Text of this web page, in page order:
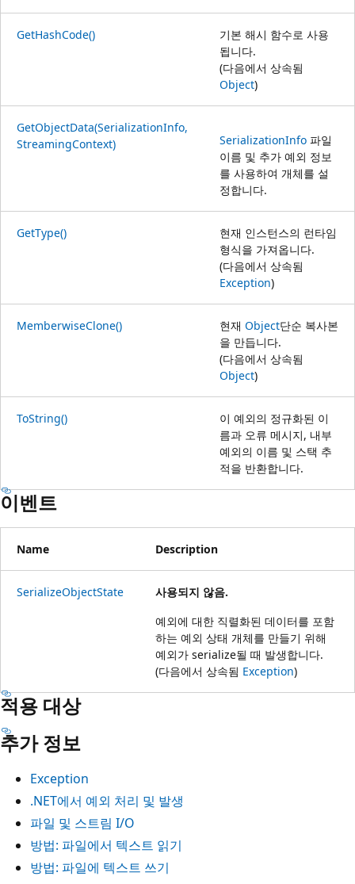
GetHashCode()
기본 해시 함수로 사용
됩니다.
(다음에서 상속됨
Object)
GetObjectData(SerializationInfo,
StreamingContext)
SerializationInfo 파일
이름 및 추가 예외 정보
를 사용하여 개체를 설
정합니다.
GetType()
현재 인스턴스의 런타임
형식을 가져옵니다.
(다음에서 상속됨
Exception)
MemberwiseClone() 현재 Object단순 복사본
을 만듭니다.
(다음에서 상속됨
Object)
ToString()
이 예외의 정규화된 이
름과 오류 메시지, 내부
예외의 이름 및 스택 추
적을 반환합니다.
이벤트
Name Description
SerializeObjectState
사용되지 않음.
예외에 대한 직렬화된 데이터를 포함
하는 예외 상태 개체를 만들기 위해
예외가 serialize될 때 발생합니다.
(다음에서 상속됨 Exception)
적용 대상
추가 정보
Exception
.NET에서 예외 처리 및 발생
파일 및 스트림 I/O
방법: 파일에서 텍스트 읽기
방법: 파일에 텍스트 쓰기